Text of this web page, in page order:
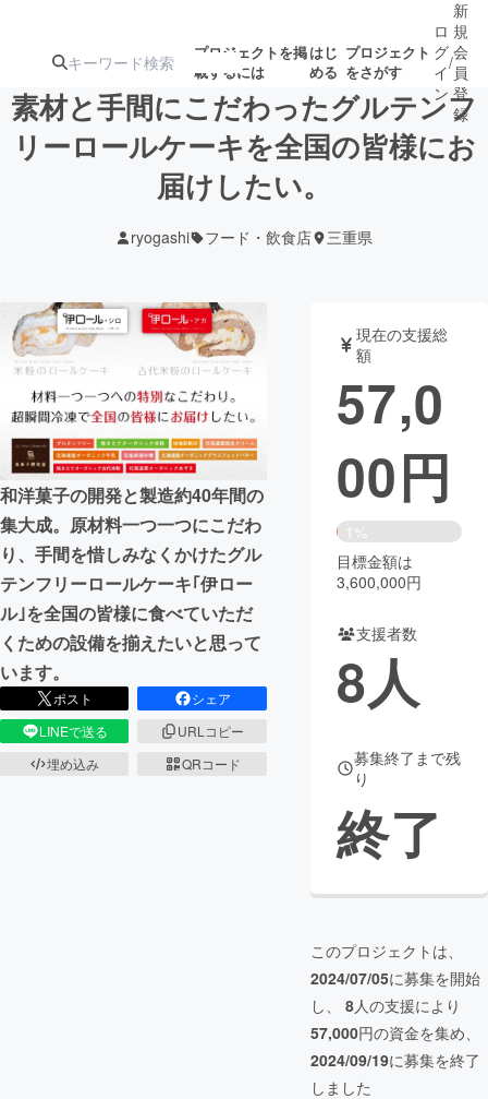
プロジェクトを掲
載するには
はじ
める
プロジェクト
をさがす
注目の新着プロ
ジェクト
募集終了が近いプ
テクノロジー・ガジェット
映像・映画 書籍・雑誌
ビジネス・起業 チャレンジ
まちづくり・地域活性化
CAMPFIRE for Social Good
CAMPFIRE Creation
CAMPFIREふるさと納税
コミュニティ
ロ
グ
イ
ン
/
新
規
会
員
登
録
素材と手間にこだわったグルテンフ
リーロールケーキを全国の皆様にお
届けしたい。
ryogashi フード・飲食店 三重県
和洋菓子の開発と製造約40年間の
集大成。原材料一つ一つにこだわ
り、手間を惜しみなくかけたグル
テンフリーロールケーキ｢伊ロー
ル｣を全国の皆様に食べていただ
くための設備を揃えたいと思って
います。
ポスト
シェア
LINEで送る
URLコピー
埋め込み
QRコード
現在の支援総
額
57,0
00円
1%
目標金額は
3,600,000円
支援者数
8人
募集終了まで残
り
終了
このプロジェクトは、
2024/07/05に募集を開始
し、 8人の支援により
57,000円の資金を集め、
2024/09/19に募集を終了
しました